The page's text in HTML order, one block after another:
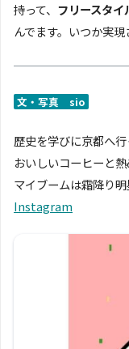
持って、 フリースタ
んでます。いつか実
文・写真 sio
歴史を学びに京都へ行
おいしいコーヒーと熱
マイブームは霜降り明
Instagram